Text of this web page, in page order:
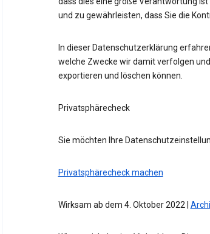
und zu gewährleisten, dass Sie die
In dieser Datenschutzerklärung
welche Zwecke wir damit verfolgen
exportieren und löschen können.
Privatsphärecheck
Sie möchten Ihre
Privatsphärecheck machen
Wirksam ab dem 4. Oktober 2022 |